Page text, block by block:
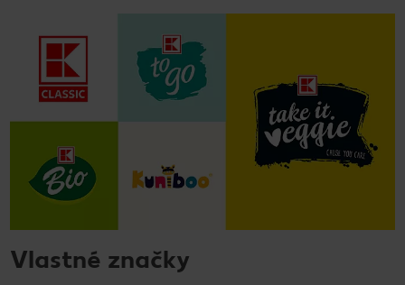
Vlastné značky